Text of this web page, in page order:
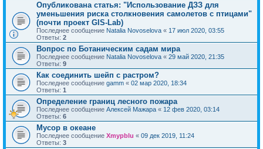
Опубликована статья: "Использование ДЗЗ для
уменьшения риска столкновения самолетов с птицами"
(почти проект GIS-Lab)
Последнее сообщение Natalia Novoselova « 17 июл 2020, 03:55
Ответы: 2
Вопрос по Ботаническим садам мира
Последнее сообщение Natalia Novoselova « 29 май 2020, 21:35
Ответы: 9
Как соединить шейп с растром?
Последнее сообщение gamm « 02 мар 2020, 18:34
Ответы: 1
Определение границ лесного пожара
Последнее сообщение Алексей Мажара « 12 фев 2020, 03:14
Ответы: 6
Мусор в океане
Последнее сообщение Xmypblu « 09 дек 2019, 11:24
Ответы: 3